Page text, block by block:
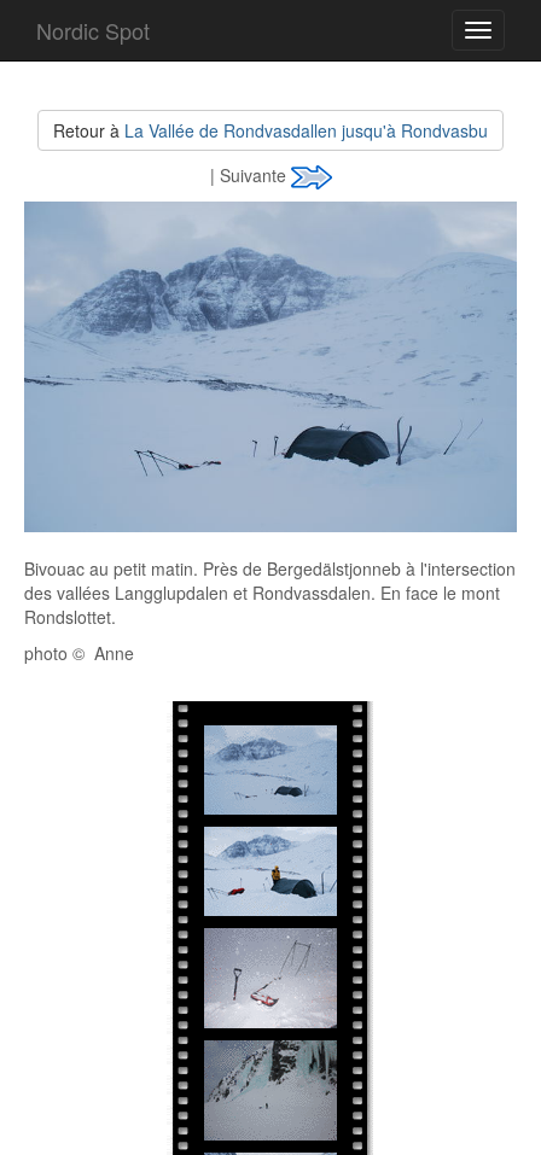
Toggle
Nordic Spot
Retour à La Vallée de Rondvasdallen jusqu'à Rondvasbu
| Suivante
Bivouac au petit matin. Près de Bergedälstjonneb à l'intersection
des vallées Langglupdalen et Rondvassdalen. En face le mont
Rondslottet.
photo © Anne